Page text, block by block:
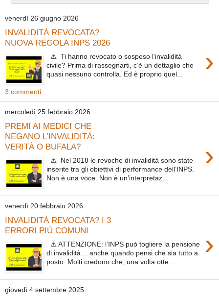
venerdì 26 giugno 2026
INVALIDITÁ REVOCATA?
NUOVA REGOLA INPS 2026
›
⚠️ Ti hanno revocato o sospeso l’invalidità
civile? Prima di rassegnarti, c’è un dettaglio che
quasi nessuno controlla. Ed è proprio quel...
3 commenti:
mercoledì 25 febbraio 2026
PREMI AI MEDICI CHE
NEGANO L'INVALIDITÀ:
VERITÀ O BUFALA?
›
⚠️ Nel 2018 le revoche di invalidità sono state
inserite tra gli obiettivi di performance dell’INPS.
Non è una voce. Non è un’interpretaz...
venerdì 20 febbraio 2026
INVALIDITÀ REVOCATA? I 3
ERRORI PIÙ COMUNI
›
⚠️ ATTENZIONE: l’INPS può togliere la pensione
di invalidità… anche quando pensi che sia tutto a
posto. Molti credono che, una volta otte...
giovedì 4 settembre 2025